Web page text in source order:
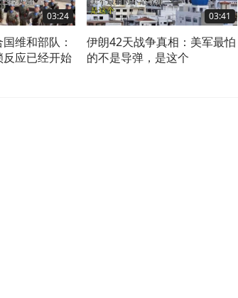
03:24
维和部队：
应已经开始
03:41
伊朗42天战争真相：美军最怕
的不是导弹，是这个